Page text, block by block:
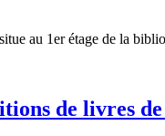
au 1er étage de la
de livres